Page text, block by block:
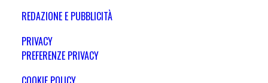
REDAZIONE E PUBBLICITÀ
PRIVACY
PREFERENZE PRIVACY